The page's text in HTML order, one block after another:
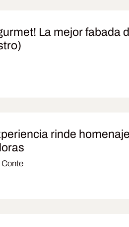
La mejor fabada
rinde
Conte